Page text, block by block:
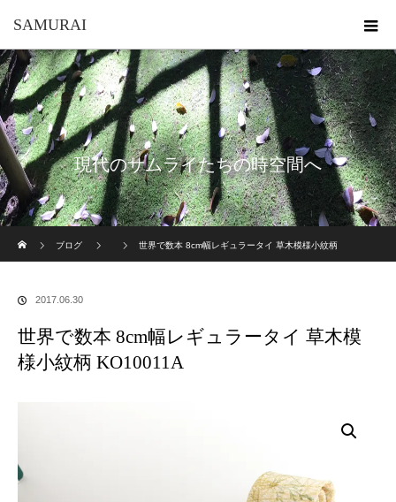
SAMURAI
現代のサムライたちの時空間へ
ブログ
世界で数本 8cm幅レギュラータイ 草木模様小紋柄
2017.06.30
世界で数本 8cm幅レギュラータイ 草木模
様小紋柄 KO10011A